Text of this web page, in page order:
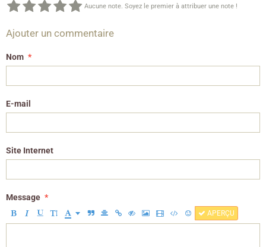
Aucune note. Soyez le premier à attribuer une note !
Ajouter un commentaire
Nom
E-mail
Site Internet
Message
APERÇU